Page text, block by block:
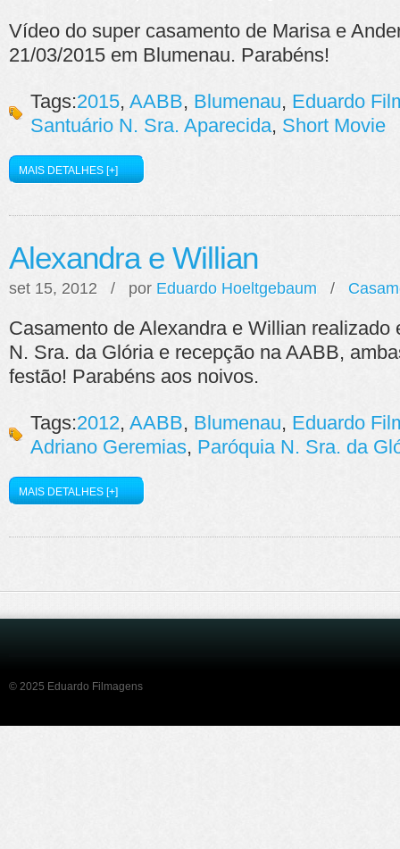
Vídeo do super casamento de Marisa e
21/03/2015 em Blumenau. Parabéns!
Tags:2015, AABB, Blumenau, Eduardo
Santuário N. Sra. Aparecida, Short Movie
MAIS DETALHES [+]
Alexandra e Willian
set 15, 2012 / por Eduardo Hoeltgebaum /
Casamento de Alexandra e Willian realizado
N. Sra. da Glória e recepção na AABB,
festão! Parabéns aos noivos.
Tags:2012, AABB, Blumenau, Eduardo
Adriano Geremias, Paróquia N. Sra. da
MAIS DETALHES [+]
© 2025 Eduardo Filmagens